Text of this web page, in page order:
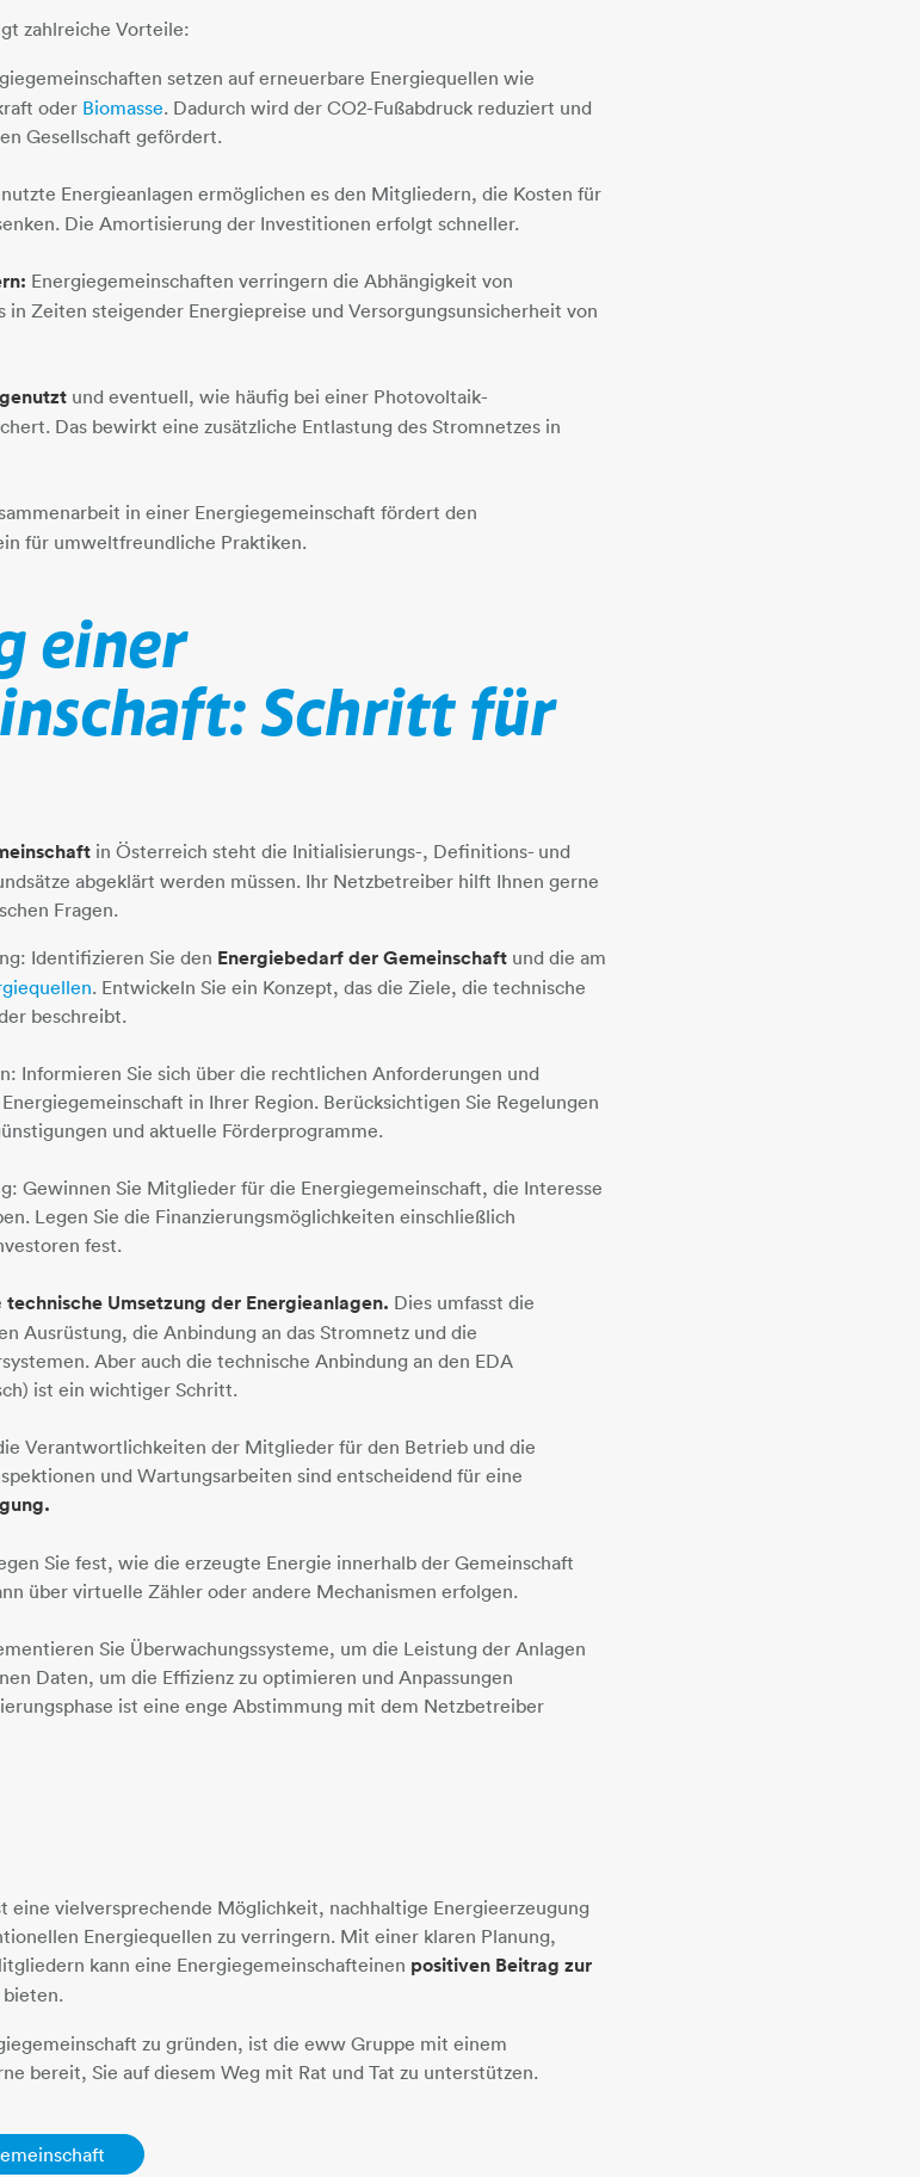
zahlreiche Vorteile:
setzen auf erneuerbare Energiequellen wie
oder Biomasse​​​​​​​. Dadurch wird der CO2-Fußabdruck reduziert und
Gesellschaft gefördert.
Energieanlagen ermöglichen es den Mitgliedern, die Kosten für
Die Amortisierung der Investitionen erfolgt schneller.
Energiegemeinschaften verringern die Abhängigkeit von
Zeiten steigender Energiepreise und Versorgungsunsicherheit von
und eventuell, wie häufig bei einer Photovoltaik-
Das bewirkt eine zusätzliche Entlastung des Stromnetzes in
in einer Energiegemeinschaft fördert den
für umweltfreundliche Praktiken.
einer
Schritt für
in Österreich steht die Initialisierungs-, Definitions- und
abgeklärt werden müssen. Ihr Netzbetreiber hilft Ihnen gerne
Fragen.
Identifizieren Sie den Energiebedarf der Gemeinschaft und die am
​​​​​​​. Entwickeln Sie ein Konzept, das die Ziele, die technische
beschreibt.
Informieren Sie sich über die rechtlichen Anforderungen und
in Ihrer Region. Berücksichtigen Sie Regelungen
und aktuelle Förderprogramme.
Gewinnen Sie Mitglieder für die Energiegemeinschaft, die Interesse
Legen Sie die Finanzierungsmöglichkeiten einschließlich
fest.
technische Umsetzung der Energieanlagen. Dies umfasst die
Ausrüstung, die Anbindung an das Stromnetz und die
Aber auch die technische Anbindung an den EDA
ist ein wichtiger Schritt.
Verantwortlichkeiten der Mitglieder für den Betrieb und die
und Wartungsarbeiten sind entscheidend für eine
Sie fest, wie die erzeugte Energie innerhalb der Gemeinschaft
über virtuelle Zähler oder andere Mechanismen erfolgen.
Sie Überwachungssysteme, um die Leistung der Anlagen
Daten, um die Effizienz zu optimieren und Anpassungen
ist eine enge Abstimmung mit dem Netzbetreiber
eine vielversprechende Möglichkeit, nachhaltige Energieerzeugung
Energiequellen zu verringern. Mit einer klaren Planung,
kann eine Energiegemeinschafteinen positiven Beitrag zur
zu gründen, ist die eww Gruppe mit einem
bereit, Sie auf diesem Weg mit Rat und Tat zu unterstützen.